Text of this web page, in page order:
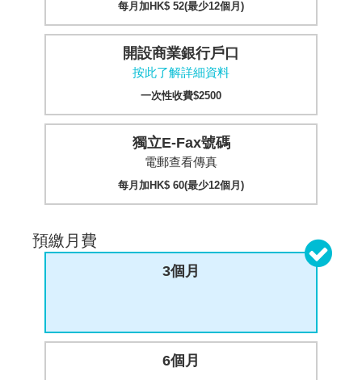
每月加HK$ 52(最少12個月)
開設商業銀行戶口
按此了解詳細資料
一次性收費$2500
獨立E-Fax號碼
電郵查看傳真
每月加HK$ 60(最少12個月)
預繳月費
3個月
6個月